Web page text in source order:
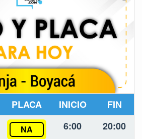
PLACA INICIO FIN
NA 6:00 20:00